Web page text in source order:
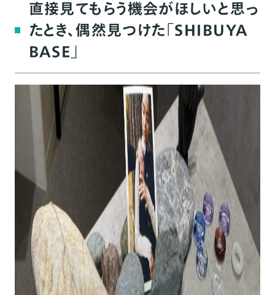
直接見てもらう機会がほしいと思っ
たとき、偶然見つけた「SHIBUYA
BASE」